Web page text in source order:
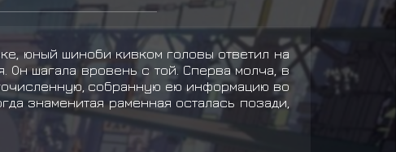
юный шиноби кивком головы ответил на
Он шагала вровень с той. Сперва молча, в
собранную ею информацию во
знаменитая раменная осталась позади,